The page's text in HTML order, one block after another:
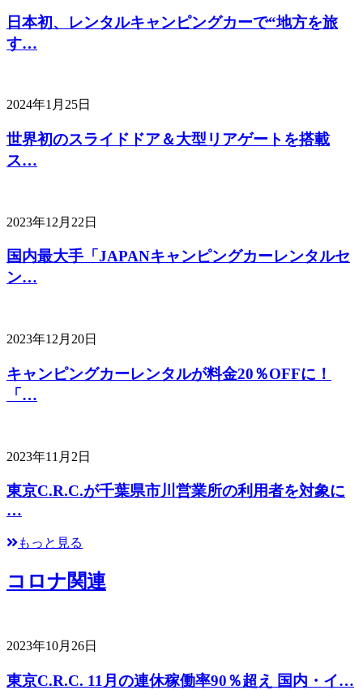
日本初、レンタルキャンピングカーで“地方を旅
す…
2024年1月25日
世界初のスライドドア＆大型リアゲートを搭載
ス…
2023年12月22日
国内最大手「JAPANキャンピングカーレンタルセ
ン…
2023年12月20日
キャンピングカーレンタルが料金20％OFFに！
「…
2023年11月2日
東京C.R.C.が千葉県市川営業所の利用者を対象に
…
もっと見る
コロナ関連
2023年10月26日
東京C.R.C. 11月の連休稼働率90％超え 国内・イ…